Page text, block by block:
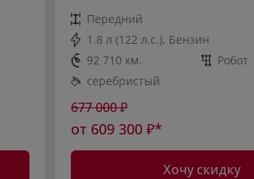
Передний
1.8 л (122 л.с.), Бензин
92 710 км.
Робот
серебристый
677 000₽
от 609 300 ₽*
Хочу скидку